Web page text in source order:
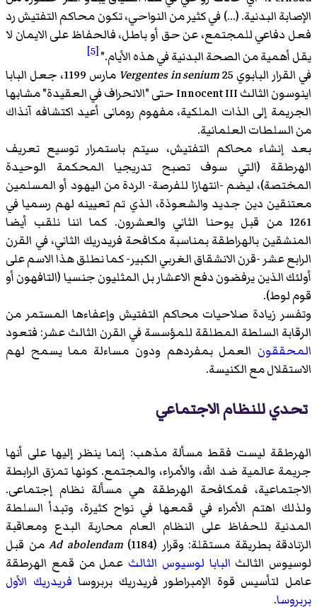
الإصابة البدنية. (...) في كثير من النواحي، تكون محاكم التفتيش رد
فعل دفاعي للمجتمع، عن حق أو باطل، فالحفاظ على الايمان لا
يقل أهمية من الصحة البدنية في هذه الأيام."[5]
في القرار البابوي Vergentes in senium
25 مارس 1199، جعل البابا
اينوسون الثالث Innocent III حتى "الانحراف في العقيدة" مشابها
الجريمة إلى الذات الملكية، مفهوم رومانى أعيد اكتشافه آنذاك
من السلطات العلمانية.
بعد إنشاء محاكم التفتيش، سيتم باستمرار توسيع تعريف
الهرطقة (التي سوف تصبح تدريجيا المحكمة الوحيدة
المختصة)، ليضم -انتهازا للفرصة- الردة من اليهود أو المسلمين
معتنقين دين جديد والشعوذة، الذي تم تعيينه لهم رسميا في
1261 من قبل يوحنا الثاني والعشرون. كما اننا نلقب أيضا
المنشقين بالهراطقة بمناسبة مكافحة فريدريك الثاني، في القرن
الرابع عشر -قرن الانشقاق الغربي الكبير- كما نطلق هذا الاسم على
أولئك الذين يرفضون دفع الاعشار بل المثليون جنسيا (التافهون أو
قوم لوط).
وتفسر زيادة صلاحيات محاكم التفتيش وإعفاءها المستمر من
الرقابة السلطة المطلقة للمؤسسة في القرن الثالث عشر: فتعود
المحققون العمل بمفردهم ودون مساءلة مما يسمح لهم
الاستقلال مع الكنيسة.
تحدي للنظام الاجتماعي
الهرطقة ليست فقط مسألة مذهب: إنما ينظر إليها على أنها
جريمة عالمية ضد الله، والأمراء، والمجتمع. كونها تمزق الرابطة
الاجتماعية، فمكافحة الهرطقة هي مسألة نظام إجتماعى.
ولذلك اهتم الأمراء في قمعها في نواح كثيرة، وتبدأ السلطة
المدنية للحفاظ على النظام العام محاربة البدع ومعاقبة
الزنادقة بطريقة مستقلة: وقرار (1184)
Ad abolendam من قبل
لوسيوس الثالث البابا لوسيوس الثالث عمل من قمع الهرطقة
عامل لتأسيس قوة الإمبراطور فريدريك بربروسا فريدريك الأول
بربروسا.